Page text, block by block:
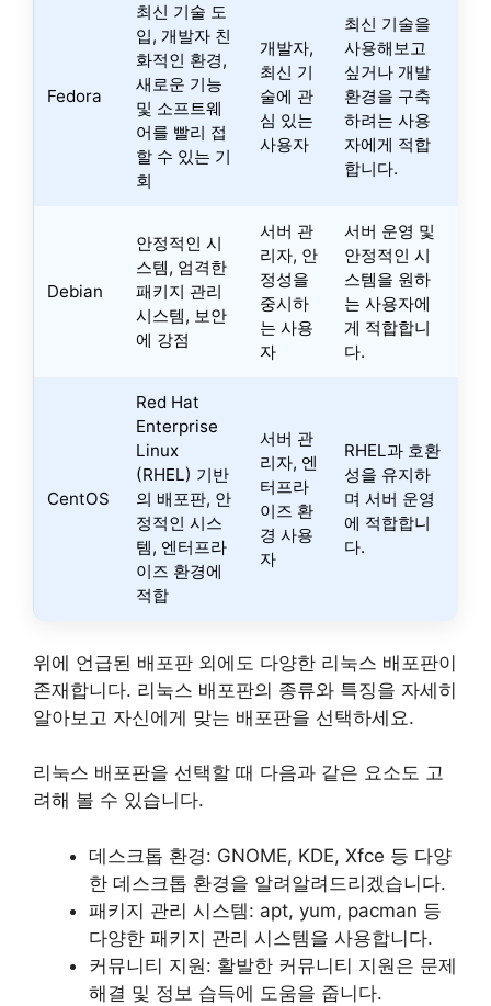
Fedora
최신 기술 도
입, 개발자 친
화적인 환경,
새로운 기능
및 소프트웨
어를 빨리 접
할 수 있는 기
회
개발자,
최신 기
술에 관
심 있는
사용자
최신 기술을
사용해보고
싶거나 개발
환경을 구축
하려는 사용
자에게 적합
합니다.
Debian
안정적인 시
스템, 엄격한
패키지 관리
시스템, 보안
에 강점
서버 관
리자, 안
정성을
중시하
는 사용
자
서버 운영 및
안정적인 시
스템을 원하
는 사용자에
게 적합합니
다.
CentOS
Red Hat
Enterprise
Linux
(RHEL) 기반
의 배포판, 안
정적인 시스
템, 엔터프라
이즈 환경에
적합
서버 관
리자, 엔
터프라
이즈 환
경 사용
자
RHEL과 호환
성을 유지하
며 서버 운영
에 적합합니
다.
위에 언급된 배포판 외에도 다양한 리눅스 배포판이
존재합니다. 리눅스 배포판의 종류와 특징을 자세히
알아보고 자신에게 맞는 배포판을 선택하세요.
리눅스 배포판을 선택할 때 다음과 같은 요소도 고
려해 볼 수 있습니다.
데스크톱 환경: GNOME, KDE, Xfce 등 다양
한 데스크톱 환경을 알려알려드리겠습니다.
패키지 관리 시스템: apt, yum, pacman 등
다양한 패키지 관리 시스템을 사용합니다.
커뮤니티 지원: 활발한 커뮤니티 지원은 문제
해결 및 정보 습득에 도움을 줍니다.